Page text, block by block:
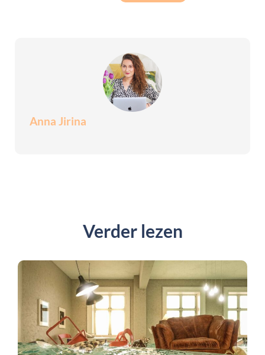
Anna Jirina
Verder lezen